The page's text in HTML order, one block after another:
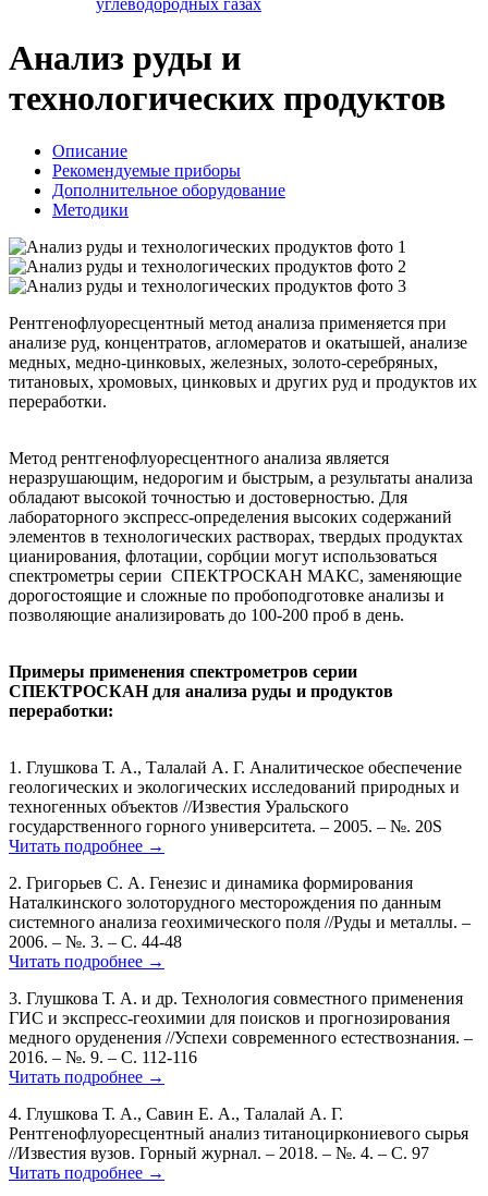
углеводородных газах
Анализ руды и
технологических продуктов
Описание
Рекомендуемые приборы
Дополнительное оборудование
Методики
Рентгенофлуоресцентный метод анализа применяется при
анализе руд, концентратов, агломератов и окатышей, анализе
медных, медно-цинковых, железных, золото-серебряных,
титановых, хромовых, цинковых и других руд и продуктов их
переработки.
Метод рентгенофлуоресцентного анализа является
неразрушающим, недорогим и быстрым, а результаты анализа
обладают высокой точностью и достоверностью. Для
лабораторного экспресс-определения высоких содержаний
элементов в технологических растворах, твердых продуктах
цианирования, флотации, сорбции могут использоваться
спектрометры серии СПЕКТРОСКАН МАКС, заменяющие
дорогостоящие и сложные по пробоподготовке анализы и
позволяющие анализировать до 100-200 проб в день.
Примеры применения спектрометров серии
СПЕКТРОСКАН для анализа руды и продуктов
переработки:
1. Глушкова Т. А., Талалай А. Г. Аналитическое обеспечение
геологических и экологических исследований природных и
техногенных объектов //Известия Уральского
государственного горного университета. – 2005. – №. 20S
Читать подробнее →
2. Григорьев С. А. Генезис и динамика формирования
Наталкинского золоторудного месторождения по данным
системного анализа геохимического поля //Руды и металлы. –
2006. – №. 3. – С. 44-48
Читать подробнее →
3. Глушкова Т. А. и др. Технология совместного применения
ГИС и экспресс-геохимии для поисков и прогнозирования
медного оруденения //Успехи современного естествознания. –
2016. – №. 9. – С. 112-116
Читать подробнее →
4. Глушкова Т. А., Савин Е. А., Талалай А. Г.
Рентгенофлуоресцентный анализ титаноциркониевого сырья
//Известия вузов. Горный журнал. – 2018. – №. 4. – С. 97
Читать подробнее →